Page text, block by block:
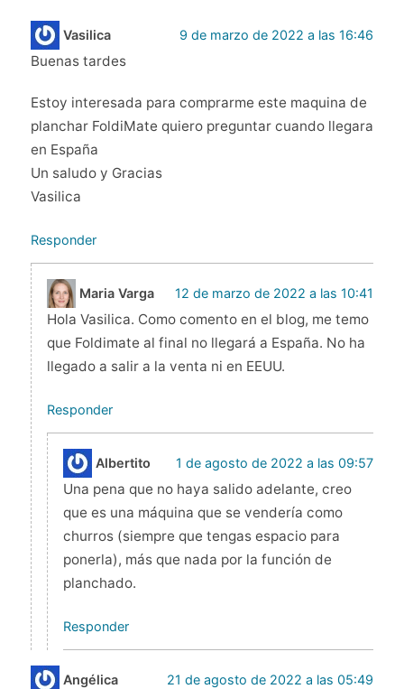
Vasilica 9 de marzo de 2022 a las 16:46
Buenas tardes
Estoy interesada para comprarme este maquina de
planchar FoldiMate quiero preguntar cuando llegara
en España
Un saludo y Gracias
Vasilica
Responder
Maria Varga 12 de marzo de 2022 a las 10:41
Hola Vasilica. Como comento en el blog, me temo
que Foldimate al final no llegará a España. No ha
llegado a salir a la venta ni en EEUU.
Responder
Albertito 1 de agosto de 2022 a las 09:57
Una pena que no haya salido adelante, creo
que es una máquina que se vendería como
churros (siempre que tengas espacio para
ponerla), más que nada por la función de
planchado.
Responder
Angélica 21 de agosto de 2022 a las 05:49